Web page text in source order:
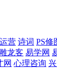
营 诗词 PS修
雕龙客 易学网
网 心理咨询